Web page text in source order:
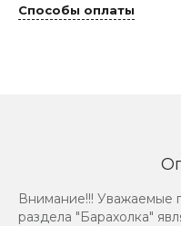
Способы оплаты
Внимание!!! Уважаемые
раздела "Барахолка"